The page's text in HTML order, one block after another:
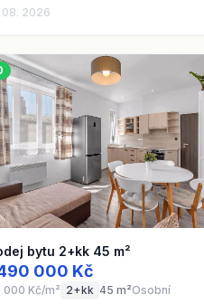
08. 2026
bytu 2+kk 45 m²
000 Kč
000 Kč/m² 2+kk 45 m²Osobní